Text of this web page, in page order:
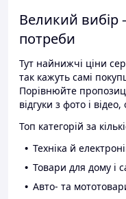
Великий вибір
потреби
Тут найнижчі ціни
так кажуть самі
Порівнюйте
відгуки з фото і
Топ категорій за
Техніка й
Товари для дому і
Авто- та